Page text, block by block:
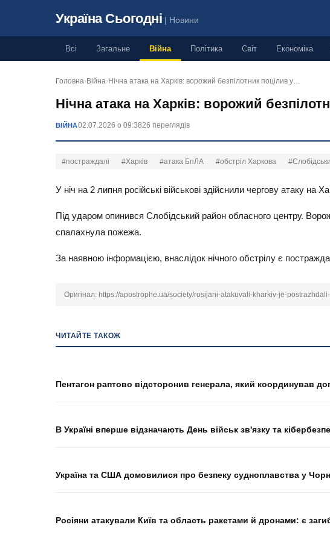
Україна Сьогодні | Новини
Всі Загальне Війна Політика Світ Економіка
Головна› Війна› Нічна атака на Харків: ворожий безпілотник поцілив у…
Нічна атака на Харків: ворожий
ВІЙНА02.07.2026 о 09:3826 переглядів
#постраждалі #Харків #атака БпЛА #обстріл Харкова
У ніч на 2 липня російські військові здійснили чергову атаку на
Під ударом опинився Слобідський район обласного центру.
спалахнула пожежа.
За наявною інформацією, внаслідок нічного обстрілу є
Оригінал: https://apostrophe.ua/society/rosijani-atakuvali-kharkiv-je-postrazhdali-
ЧИТАЙТЕ ТАКОЖ
Пентагон раптово відсторонив генерала, який координував
В Україні вперше відзначають День військ зв'язку та
Україна та США домовилися про безпеку судноплавства у
Росіяни атакували Київ та область ракетами й дронами: є